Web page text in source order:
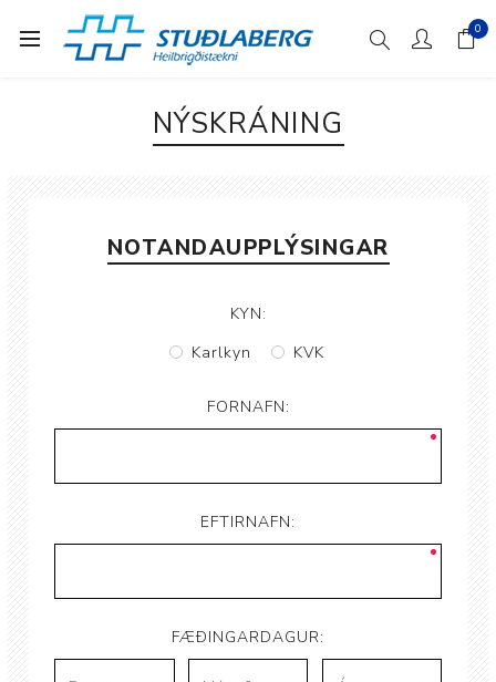
0
NÝSKRÁNING
NOTANDAUPPLÝSINGAR
KYN:
Karlkyn
KVK
FORNAFN:
EFTIRNAFN:
FÆÐINGARDAGUR: